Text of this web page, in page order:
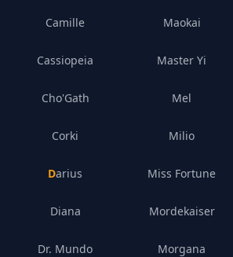
Camille
Cassiopeia
Cho'Gath
Corki
Darius
Diana
Dr. Mundo
Maokai
Master Yi
Mel
Milio
Miss Fortune
Mordekaiser
Morgana